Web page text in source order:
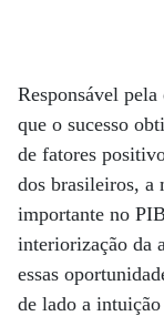
Responsável
que o sucesso
de fatores
dos brasileiros, a
importante no
interiorização da
essas
de lado a